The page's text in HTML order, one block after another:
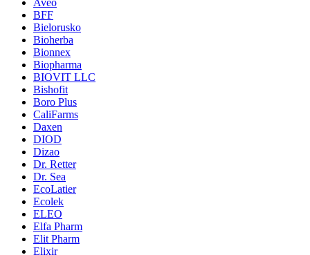
Aveo
BFF
Bielorusko
Bioherba
Bionnex
Biopharma
BIOVIT LLC
Bishofit
Boro Plus
CaliFarms
Daxen
DIOD
Dizao
Dr. Retter
Dr. Sea
EcoLatier
Ecolek
ELEO
Elfa Pharm
Elit Pharm
Elixir